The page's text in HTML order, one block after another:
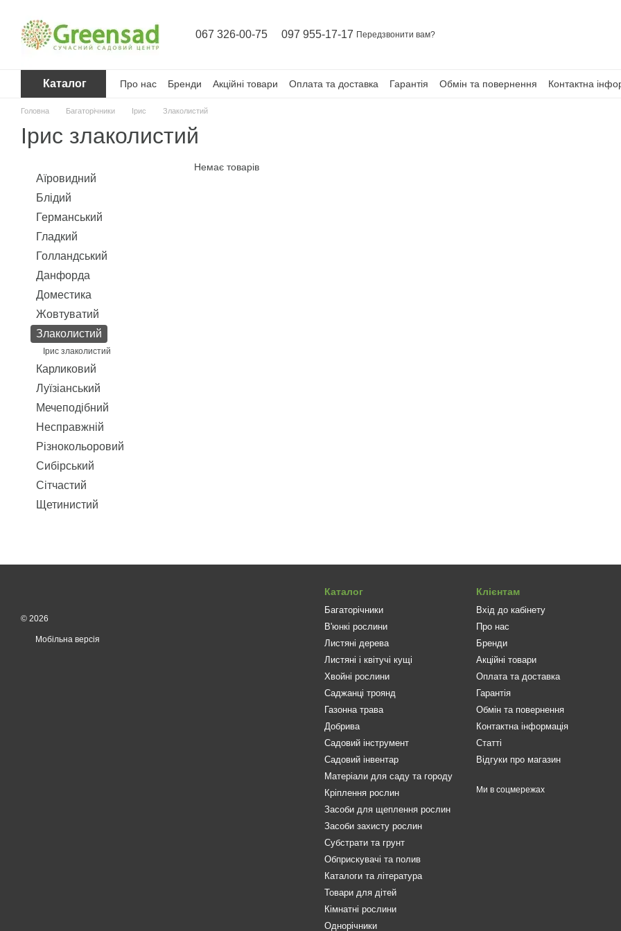
067 326-00-75 097 955-17-17 Передзвонити вам?
Каталог Про нас Бренди Акційні товари Оплата та доставка Гарантія Обмін та повернення Контактна
Головна Багаторічники Ірис Злаколистий
Ірис злаколистий
Немає товарів
Аїровидний
Блідий
Германський
Гладкий
Голландський
Данфорда
Доместика
Жовтуватий
Злаколистий
Ірис злаколистий
Карликовий
Луїзіанський
Мечеподібний
Несправжній
Різнокольоровий
Сибірський
Сітчастий
Щетинистий
© 2026
Мобільна версія
Каталог
Багаторічники
В'юнкі рослини
Листяні дерева
Листяні і квітучі кущі
Хвойні рослини
Саджанці троянд
Газонна трава
Добрива
Садовий інструмент
Садовий інвентар
Матеріали для саду та городу
Кріплення рослин
Засоби для щеплення рослин
Засоби захисту рослин
Субстрати та грунт
Обприскувачі та полив
Каталоги та література
Товари для дітей
Кімнатні рослини
Однорічники
Клієнтам
Вхід до кабінету
Про нас
Бренди
Акційні товари
Оплата та доставка
Гарантія
Обмін та повернення
Контактна інформація
Статті
Відгуки про магазин
Ми в соцмережах